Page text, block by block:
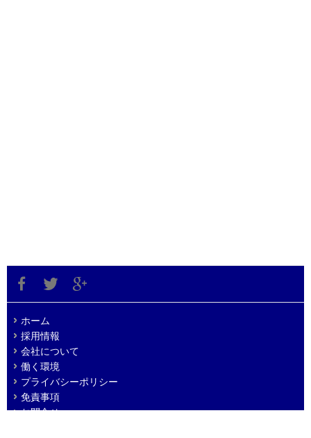
ホーム
採用情報
会社について
働く環境
プライバシーポリシー
免責事項
お問合せ